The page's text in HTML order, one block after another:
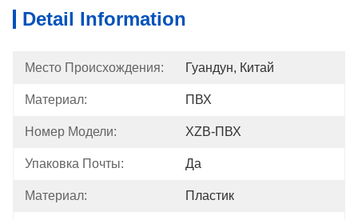
Detail Information
Место Происхождения: Гуандун, Китай
Материал: ПВХ
Номер Модели: XZB-ПВХ
Упаковка Почты: Да
Материал: Пластик